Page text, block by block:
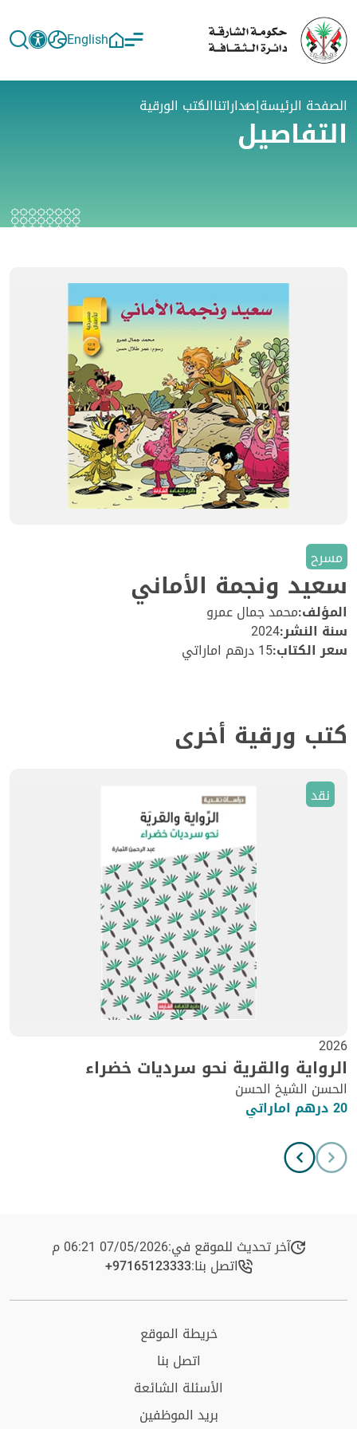
English
الصفحة الرئيسةإصداراتناالكتب الورقية
التفاصيل
مسرح
سعيد ونجمة الأماني
المؤلف:محمد جمال عمرو
سنة النشر:2024
سعر الكتاب:15 درهم اماراتي
كتب ورقية أخرى
نقد
2026
الرواية والقرية نحو سرديات خضراء
الحسن الشيخ الحسن
20 درهم اماراتي
آخر تحديث للموقع في:07/05/2026 06:21 م
اتصل بنا:+97165123333​
خريطة الموقع
اتصل بنا
الأسئلة الشائعة
بريد الموظفين